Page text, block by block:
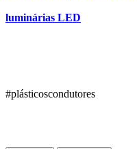
luminárias LED
#plásticoscondutores